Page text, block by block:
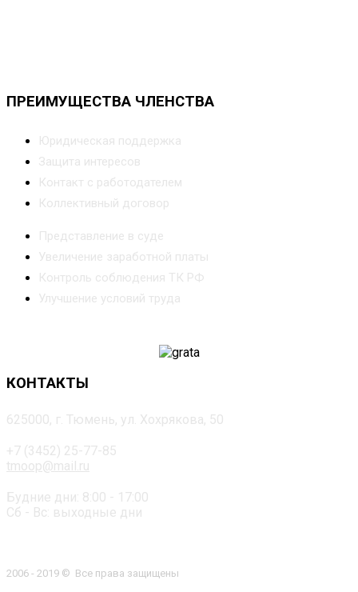
ПРЕИМУЩЕСТВА ЧЛЕНСТВА
Юридическая поддержка
Защита интересов
Контакт с работодателем
Коллективный договор
Представление в суде
Увеличение заработной платы
Контроль соблюдения ТК РФ
Улучшение условий труда
КОНТАКТЫ
625000, г. Тюмень, ул. Хохрякова, 50
+7 (3452) 25-77-85
tmoop@mail.ru
Будние дни: 8:00 - 17:00
Сб - Вс: выходные дни
2006 - 2019 © Все права защищены